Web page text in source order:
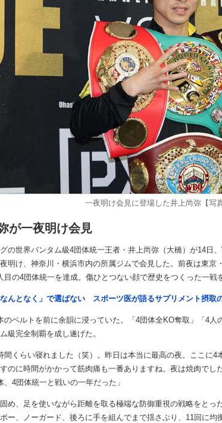
一夜明け会見に登場した井上尚弥【写
が一夜明け会見
の世界バンタム級4団体統一王者・井上尚弥（大橋）が14日
明け、神奈川・横浜市内の所属ジムで会見した。前夜は東京
目の4団体統一を達成。傷ひとつない顔で歴史をつくった一戦
なんとなく」で選ばない スポーツ医が語るサプリメント摂取
ベルトを前に余韻に浸っていた。「4団体全KO奪取」「4人
級完全制覇を成し遂げた。
間くらい寝れました（笑）。昨日は本当に最高の夜。ここに
のに時間がかかって筋肉痛も一番ありますね。夜は焼肉で
、4団体統一と戦いの一年だった」
め、足を使いながら距離を取る極端な防御重視の戦略をとっ
ー、ノーガード、後ろに手を組んでまで揺さぶり、11回に